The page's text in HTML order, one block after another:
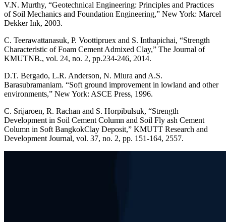
V.N. Murthy, “Geotechnical Engineering: Principles and Practices
of Soil Mechanics and Foundation Engineering,” New York: Marcel
Dekker Ink, 2003.
C. Teerawattanasuk, P. Voottipruex and S. Inthapichai, “Strength
Characteristic of Foam Cement Admixed Clay,” The Journal of
KMUTNB., vol. 24, no. 2, pp.234-246, 2014.
D.T. Bergado, L.R. Anderson, N. Miura and A.S.
Barasubramaniam. “Soft ground improvement in lowland and other
environments,” New York: ASCE Press, 1996.
C. Srijaroen, R. Rachan and S. Horpibulsuk, “Strength
Development in Soil Cement Column and Soil Fly ash Cement
Column in Soft BangkokClay Deposit,” KMUTT Research and
Development Journal, vol. 37, no. 2, pp. 151-164, 2557.